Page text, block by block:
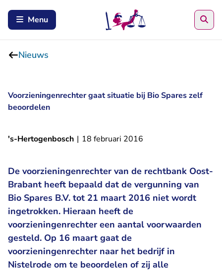
Menu
Nieuws
Voorzieningenrechter gaat situatie bij Bio Spares zelf
beoordelen
's-Hertogenbosch | 18 februari 2016
De voorzieningenrechter van de rechtbank Oost-
Brabant heeft bepaald dat de vergunning van
Bio Spares B.V. tot 21 maart 2016 niet wordt
ingetrokken. Hieraan heeft de
voorzieningenrechter een aantal voorwaarden
gesteld. Op 16 maart gaat de
voorzieningenrechter naar het bedrijf in
Nistelrode om te beoordelen of zij alle